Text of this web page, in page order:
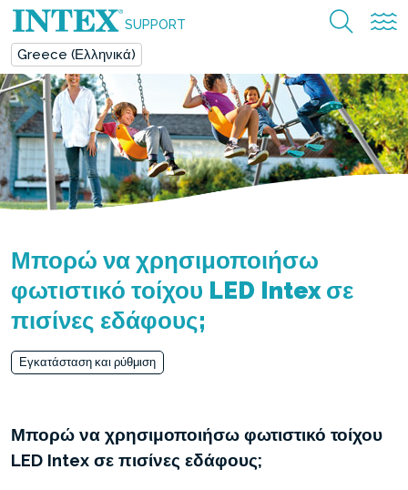
SUPPORT
Greece (Ελληνικά)
Μπορώ να χρησιμοποιήσω
φωτιστικό τοίχου LED Intex σε
πισίνες εδάφους;
Εγκατάσταση και ρύθμιση
Μπορώ να χρησιμοποιήσω φωτιστικό τοίχου
LED Intex σε πισίνες εδάφους;